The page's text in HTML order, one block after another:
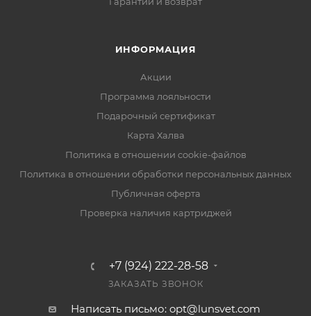
ИНФОРМАЦИЯ
Акции
Программа лояльности
Подарочный сертификат
Карта Халва
Политика в отношении cookie-файлов
Политика в отношении обработки персональных данных
Публичная оферта
Проверка наличия картриджей
+7 (924) 222-28-58
ЗАКАЗАТЬ ЗВОНОК
Написать письмо: opt@lunsvet.com